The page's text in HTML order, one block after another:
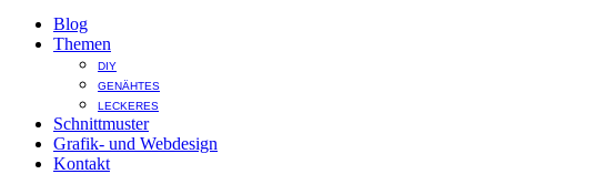
Blog
Themen
DIY
GENÄHTES
LECKERES
Schnittmuster
Grafik- und Webdesign
Kontakt